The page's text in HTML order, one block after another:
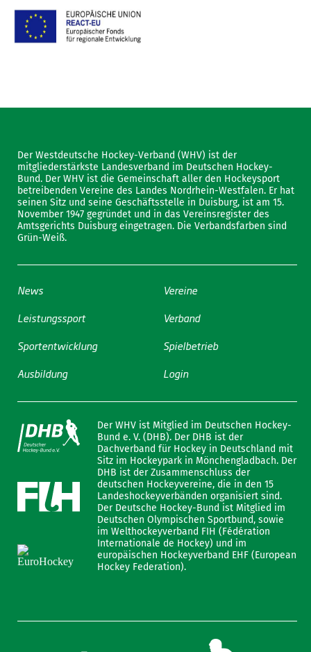
Der Westdeutsche Hockey-Verband (WHV) ist der
mitgliederstärkste Landesverband im Deutschen Hockey-
Bund. Der WHV ist die Gemeinschaft aller den Hockeysport
betreibenden Vereine des Landes Nordrhein-Westfalen. Er hat
seinen Sitz und seine Geschäftsstelle in Duisburg, ist am 15.
November 1947 gegründet und in das Vereinsregister des
Amtsgerichts Duisburg eingetragen. Die Verbandsfarben sind
Grün-Weiß.
News
Leistungssport
Sportentwicklung
Ausbildung
Vereine
Verband
Spielbetrieb
Login
Der WHV ist Mitglied im Deutschen Hockey-
Bund e. V. (DHB). Der DHB ist der
Dachverband für Hockey in Deutschland mit
Sitz im Hockeypark in Mönchengladbach. Der
DHB ist der Zusammenschluss der
deutschen Hockeyvereine, die in den 15
Landeshockeyverbänden organisiert sind.
Der Deutsche Hockey-Bund ist Mitglied im
Deutschen Olympischen Sportbund, sowie
im Welthockeyverband FIH (Fédération
Internationale de Hockey) und im
europäischen Hockeyverband EHF (European
Hockey Federation).